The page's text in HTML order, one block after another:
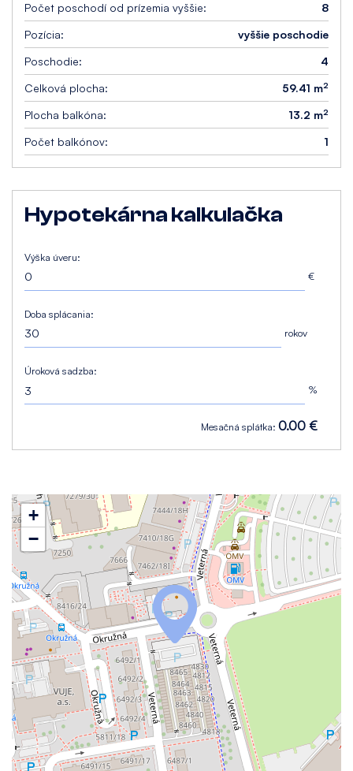
Počet poschodí od prízemia vyššie:
8
Pozícia:
vyššie poschodie
Poschodie:
4
Celková plocha:
59.41 m2
Plocha balkóna: 13.2 m2
Počet balkónov: 1
Hypotekárna kalkulačka
Výška úveru:
€
Doba splácania:
rokov
Úroková sadzba:
%
Mesačná splátka: 0.00 €
+
−